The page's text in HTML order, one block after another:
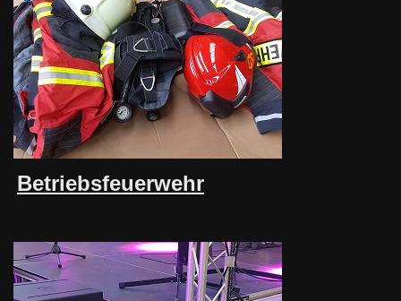
Betriebsfeuerwehr